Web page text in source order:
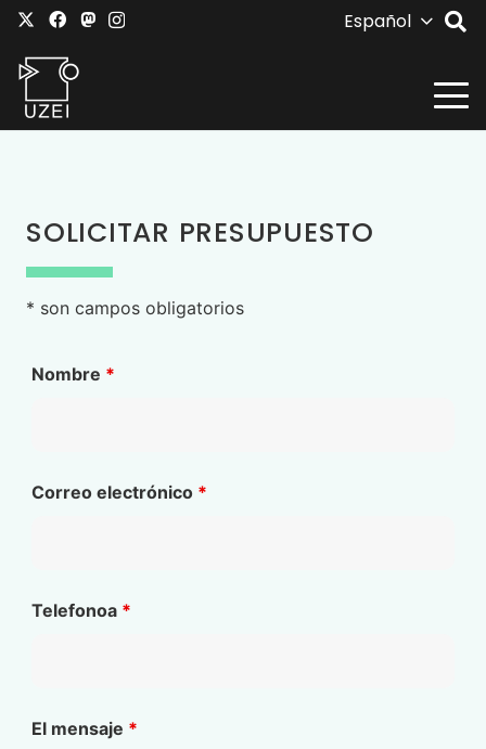
Español
SOLICITAR PRESUPUESTO
* son campos obligatorios
Nombre *
Correo electrónico *
Telefonoa *
El mensaje *